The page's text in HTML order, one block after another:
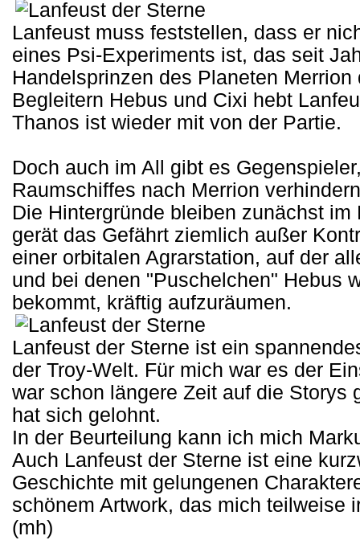
Lanfeust muss feststellen, dass er
eines Psi-Experiments ist, das seit
Handelsprinzen des Planeten
Begleitern Hebus und Cixi hebt
Thanos ist wieder mit von der Partie.
Doch auch im All gibt es
Raumschiffes nach Merrion
Die Hintergründe bleiben zunächst
gerät das Gefährt ziemlich außer
einer orbitalen Agrarstation, auf der
und bei denen "Puschelchen" Hebus
bekommt, kräftig aufzuräumen.
Lanfeust der Sterne ist ein
der Troy-Welt. Für mich war es der
war schon längere Zeit auf die Storys
hat sich gelohnt.
In der Beurteilung kann ich mich
Auch Lanfeust der Sterne ist eine
Geschichte mit gelungenen
schönem Artwork, das mich teilweise
(mh)